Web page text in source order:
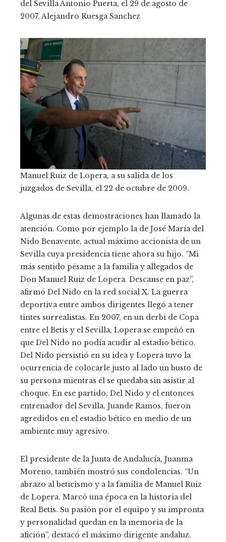
del Sevilla Antonio Puerta, el 29 de agosto de
2007.Alejandro Ruesga Sanchez
Manuel Ruiz de Lopera, a su salida de los
juzgados de Sevilla, el 22 de octubre de 2009.
Algunas de estas demostraciones han llamado la
atención. Como por ejemplo la de José María del
Nido Benavente, actual máximo accionista de un
Sevilla cuya presidencia tiene ahora su hijo. “Mi
más sentido pésame a la familia y allegados de
Don Manuel Ruiz de Lopera. Descanse en paz”,
afirmó Del Nido en la red social X. La guerra
deportiva entre ambos dirigentes llegó a tener
tintes surrealistas. En 2007, en un derbi de Copa
entre el Betis y el Sevilla, Lopera se empeñó en
que Del Nido no podía acudir al estadio bético.
Del Nido persistió en su idea y Lopera tuvo la
ocurrencia de colocarle justo al lado un busto de
su persona mientras él se quedaba sin asistir al
choque. En ese partido, Del Nido y el entonces
entrenador del Sevilla, Juande Ramos, fueron
agredidos en el estadio bético en medio de un
ambiente muy agresivo.
El presidente de la Junta de Andalucía, Juanma
Moreno, también mostró sus condolencias. “Un
abrazo al beticismo y a la familia de Manuel Ruiz
de Lopera. Marcó una época en la historia del
Real Betis. Su pasión por el equipo y su impronta
y personalidad quedan en la memoria de la
afición”, destacó el máximo dirigente andaluz.